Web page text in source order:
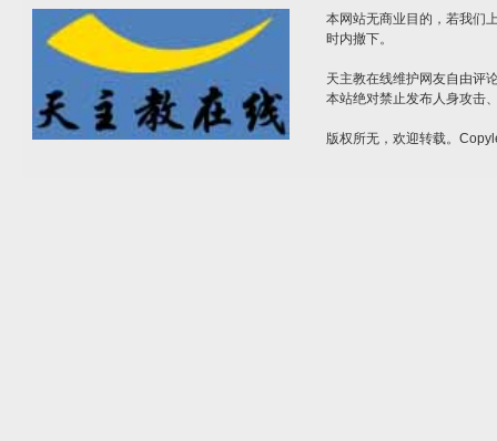
本网站无商业目的，若我们
时内撤下。
天主教在线维护网友自由评
本站绝对禁止发布人身攻击
版权所无，欢迎转载。